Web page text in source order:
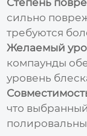
сильно
требуются
Желаемый
компаунды
уровень
что